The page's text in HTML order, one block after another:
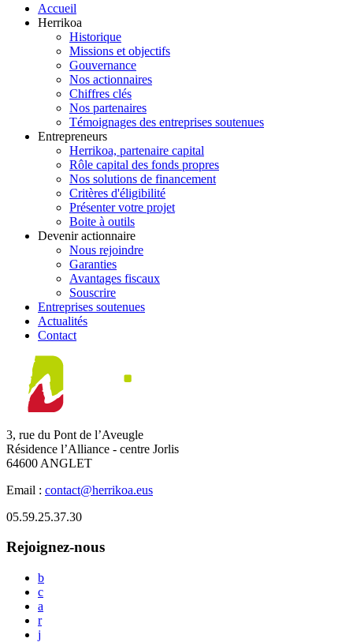
Accueil
Herrikoa
Historique
Missions et objectifs
Gouvernance
Nos actionnaires
Chiffres clés
Nos partenaires
Témoignages des entreprises soutenues
Entrepreneurs
Herrikoa, partenaire capital
Rôle capital des fonds propres
Nos solutions de financement
Critères d'éligibilité
Présenter votre projet
Boite à outils
Devenir actionnaire
Nous rejoindre
Garanties
Avantages fiscaux
Souscrire
Entreprises soutenues
Actualités
Contact
3, rue du Pont de l’Aveugle
Résidence l’Alliance - centre Jorlis
64600 ANGLET
Email : contact@herrikoa.eus
05.59.25.37.30
Rejoignez-nous
b
c
a
r
j